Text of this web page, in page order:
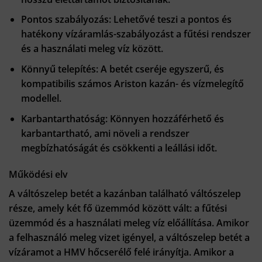
Pontos szabályozás: Lehetővé teszi a pontos és
hatékony vízáramlás-szabályozást a fűtési rendszer
és a használati meleg víz között.
Könnyű telepítés: A betét cseréje egyszerű, és
kompatibilis számos Ariston kazán- és vízmelegítő
modellel.
Karbantarthatóság: Könnyen hozzáférhető és
karbantartható, ami növeli a rendszer
megbízhatóságát és csökkenti a leállási időt.
Működési elv
A váltószelep betét a kazánban található váltószelep
része, amely két fő üzemmód között vált: a fűtési
üzemmód és a használati meleg víz előállítása. Amikor
a felhasználó meleg vizet igényel, a váltószelep betét a
vízáramot a HMV hőcserélő felé irányítja. Amikor a